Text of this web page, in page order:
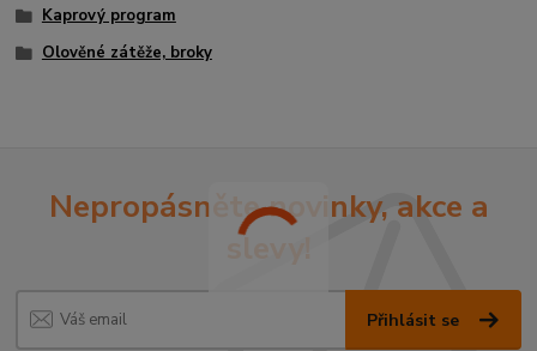
Kaprový program
Olověné zátěže, broky
Nepropásněte novinky, akce a
slevy!
Přihlásit se